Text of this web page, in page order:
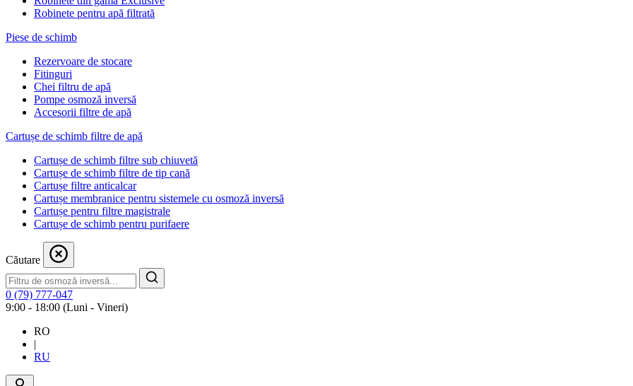
Robinete pentru apă filtrată
Piese de schimb
Rezervoare de stocare
Fitinguri
Chei filtru de apă
Pompe osmoză inversă
Accesorii filtre de apă
Cartușe de schimb filtre de apă
Cartușe de schimb filtre sub chiuvetă
Cartușe de schimb filtre de tip cană
Cartușe filtre anticalcar
Cartușe membranice pentru sistemele cu osmoză inversă
Cartușe pentru filtre magistrale
Cartușe de schimb pentru purifaere
Căutare
0 (79) 777-047
9:00 - 18:00 (Luni - Vineri)
RO
|
RU